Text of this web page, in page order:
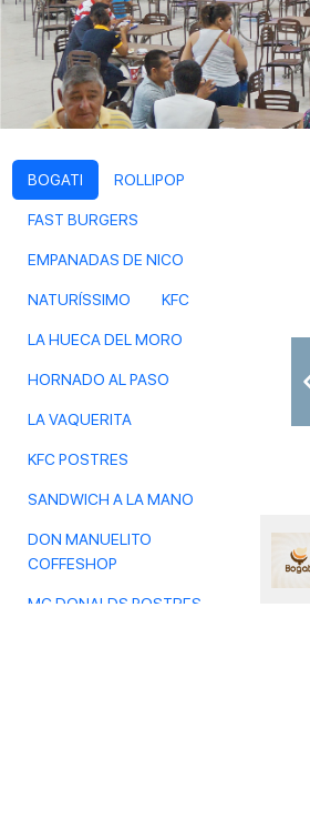
BOGATI ROLLIPOP
FAST BURGERS
EMPANADAS DE NICO
NATURÍSSIMO KFC
LA HUECA DEL MORO
HORNADO AL PASO
LA VAQUERITA
KFC POSTRES
SANDWICH A LA MANO
DON MANUELITO
COFFESHOP
MC DONALDS POSTRES